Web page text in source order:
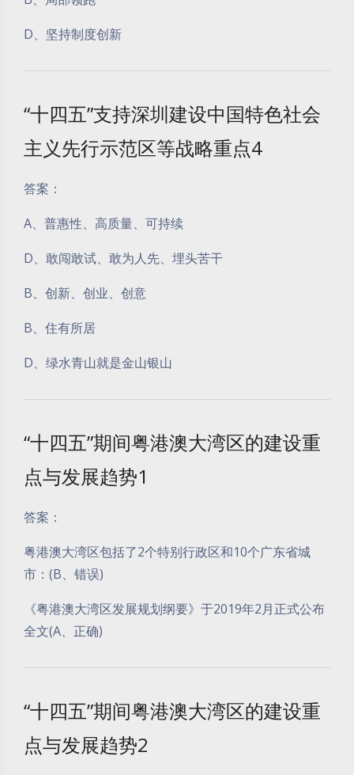
D、坚持制度创新
“十四五”支持深圳建设中国特色社会
主义先行示范区等战略重点4
答案：
A、普惠性、高质量、可持续
D、敢闯敢试、敢为人先、埋头苦干
B、创新、创业、创意
B、住有所居
D、绿水青山就是金山银山
“十四五”期间粤港澳大湾区的建设重
点与发展趋势1
答案：
粤港澳大湾区包括了2个特别行政区和10个广东省城
市：(B、错误)
《粤港澳大湾区发展规划纲要》于2019年2月正式公布
全文(A、正确)
“十四五”期间粤港澳大湾区的建设重
点与发展趋势2